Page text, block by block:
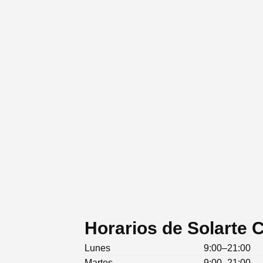
Horarios de Solarte
Lunes
9:00–21:00